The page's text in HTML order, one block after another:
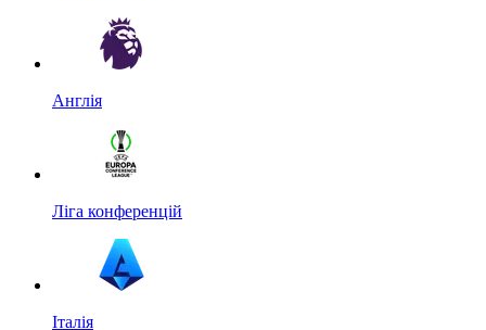
Англія
Ліга конференцій
Італія